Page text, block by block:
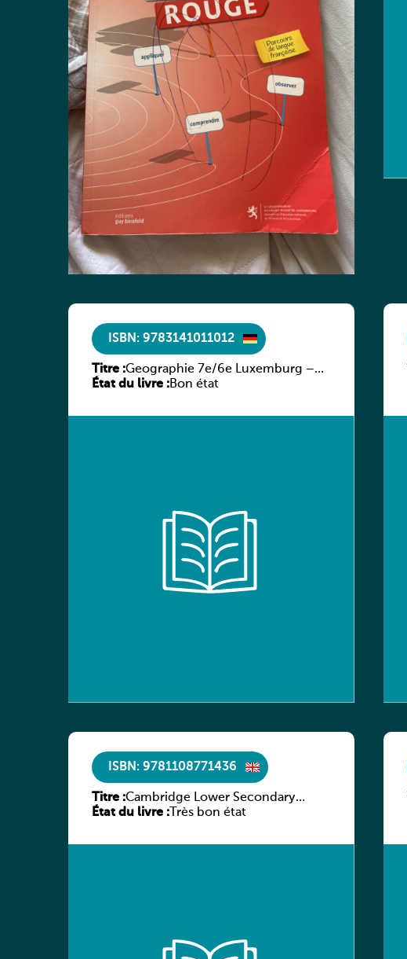
ISBN: 9783141011012
Titre :Geographie 7e/6e Luxemburg –
Diercke Praxis
État du livre :Bon état
ISBN: 9781108771436
Titre :Cambridge Lower Secondary
Mathematics Learner’s Book 7
État du livre : Très bon état